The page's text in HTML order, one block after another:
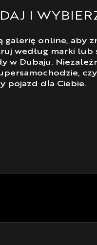
I
galerię online, aby
według marki
w Dubaju.
pojazd dla Ciebie.